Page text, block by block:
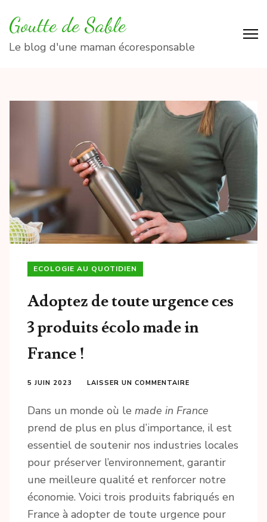
au
contenu
Goutte de Sable
Le blog d'une maman écoresponsable
ECOLOGIE AU QUOTIDIEN
Adoptez de toute urgence ces
3 produits écolo made in
France !
5 JUIN 2023 LAISSER UN COMMENTAIRE
Dans un monde où le made in France
prend de plus en plus d’importance, il est
essentiel de soutenir nos industries locales
pour préserver l’environnement, garantir
une meilleure qualité et renforcer notre
économie. Voici trois produits fabriqués en
France à adopter de toute urgence pour